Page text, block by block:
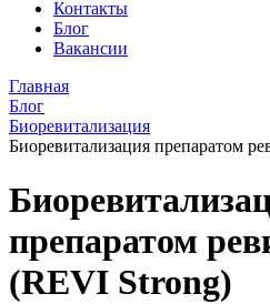
Контакты
Блог
Вакансии
Главная
Блог
Биоревитализация
Биоревитализация препаратом
препаратом
(REVI Strong)